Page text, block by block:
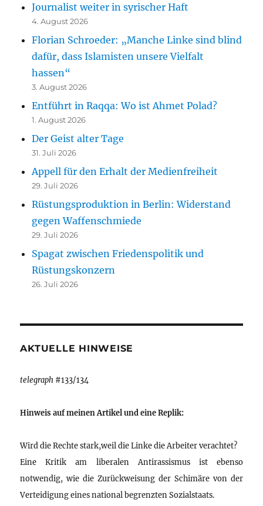
Journalist weiter in syrischer Haft
4. August 2026
Florian Schroeder: „Manche Linke sind blind
dafür, dass Islamisten unsere Vielfalt
hassen“
3. August 2026
Entführt in Raqqa: Wo ist Ahmet Polad?
1. August 2026
Der Geist alter Tage
31. Juli 2026
Appell für den Erhalt der Medienfreiheit
29. Juli 2026
Rüstungsproduktion in Berlin: Widerstand
gegen Waffenschmiede
29. Juli 2026
Spagat zwischen Friedenspolitik und
Rüstungskonzern
26. Juli 2026
AKTUELLE HINWEISE
telegraph #133/134
Hinweis auf meinen Artikel und eine Replik:
Wird die Rechte stark,weil die Linke die Arbeiter verachtet?
Eine Kritik am liberalen Antirassismus ist ebenso
notwendig, wie die Zurückweisung der Schimäre von der
Verteidigung eines national begrenzten Sozialstaats.